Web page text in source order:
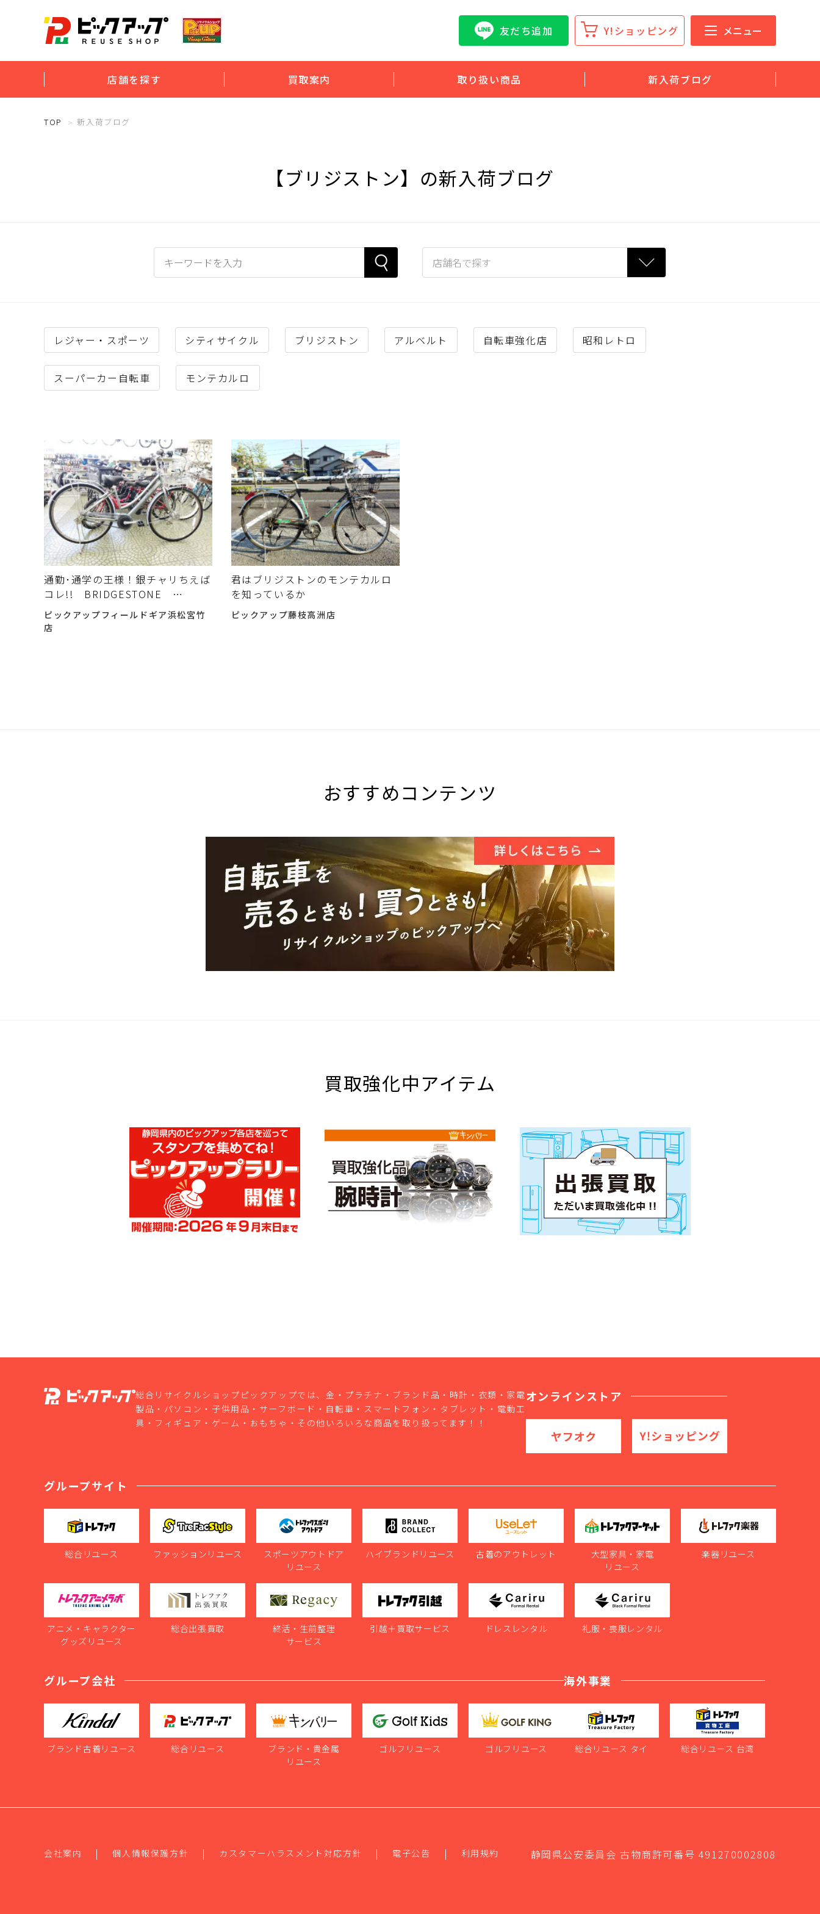
友だち追加 Y!ショッピング メニュー
店舗を探す 買取案内 取り扱い商品 新入荷ブログ
TOP 新入荷ブログ
【ブリジストン】の新入荷ブログ
レジャー・スポーツ シティサイクル ブリジストン アルベルト 自転車強化店 昭和レトロ
スーパーカー自転車 モンテカルロ
通勤･通学の王様！銀チャリちえば
コレ!! BRIDGESTONE
Albelt の紹介です。
ピックアップフィールドギア浜松宮竹
店
君はブリジストンのモンテカルロ
を知っているか
ピックアップ藤枝高洲店
おすすめコンテンツ
買取強化中アイテム
総合リサイクルショップピックアップでは、金・プラチナ・ブランド品・時計・衣類・家電
製品・パソコン・子供用品・サーフボード・自転車・スマートフォン・タブレット・電動工
具・フィギュア・ゲーム・おもちゃ・その他いろいろな商品を取り扱ってます！！
オンラインストア
グループサイト
総合リユース ファッションリユース
スポーツアウトドア
リユース
ハイブランドリユース 古着のアウトレット
大型家具・家電
リユース
楽器リユース
アニメ・キャラクター
グッズリユース
総合出張買取
終活・生前整理
サービス
引越＋買取サービス ドレスレンタル 礼服・喪服レンタル
グループ会社
ブランド古着リユース 総合リユース
ブランド・貴金属
リユース
ゴルフリユース ゴルフリユース
海外事業
総合リユース タイ 総合リユース 台湾
会社案内 個人情報保護方針 カスタマーハラスメント対応方針 電子公告 利用規約 静岡県公安委員会 古物商許可番号 491270002808